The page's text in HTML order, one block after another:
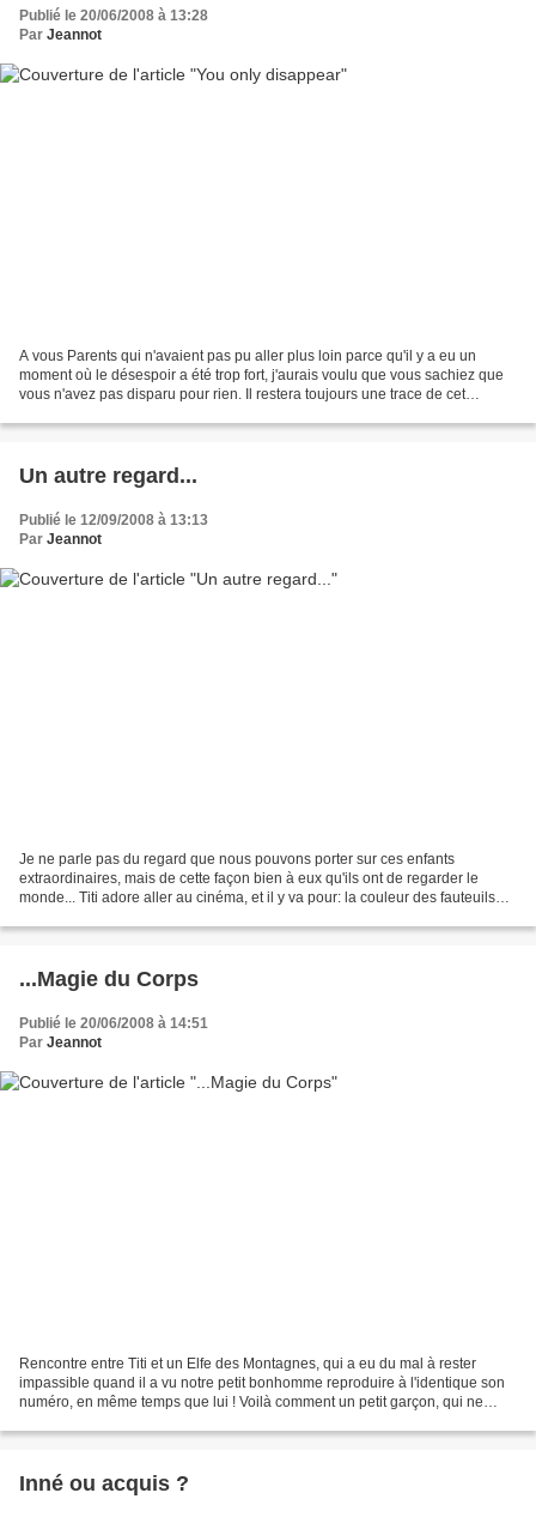
Publié le 20/06/2008 à 13:28
Par Jeannot
A vous Parents qui n'avaient pas pu aller plus loin parce qu'il y a eu un
moment où le désespoir a été trop fort, j'aurais voulu que vous sachiez que
vous n'avez pas disparu pour rien. Il restera toujours une trace de cet
Un autre regard...
Publié le 12/09/2008 à 13:13
Par Jeannot
Je ne parle pas du regard que nous pouvons porter sur ces enfants
extraordinaires, mais de cette façon bien à eux qu'ils ont de regarder le
monde... Titi adore aller au cinéma, et il y va pour: la couleur des fauteuils
...Magie du Corps
Publié le 20/06/2008 à 14:51
Par Jeannot
Rencontre entre Titi et un Elfe des Montagnes, qui a eu du mal à rester
impassible quand il a vu notre petit bonhomme reproduire à l'identique son
numéro, en même temps que lui ! Voilà comment un petit garçon, qui ne
Inné ou acquis ?